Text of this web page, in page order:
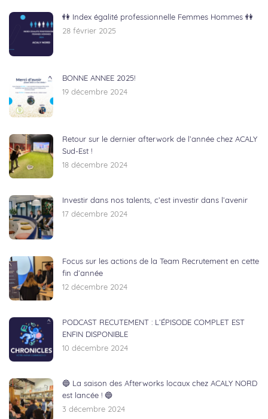
👫 Index égalité professionnelle Femmes Hommes 👫
28 février 2025
BONNE ANNEE 2025!
19 décembre 2024
Retour sur le dernier afterwork de l’année chez ACALY
Sud-Est !
18 décembre 2024
Investir dans nos talents, c’est investir dans l’avenir
17 décembre 2024
Focus sur les actions de la Team Recrutement en cette
fin d’année
12 décembre 2024
PODCAST RECUTEMENT : L’ÉPISODE COMPLET EST
ENFIN DISPONIBLE
10 décembre 2024
🔵 La saison des Afterworks locaux chez ACALY NORD
est lancée ! 🔵
3 décembre 2024